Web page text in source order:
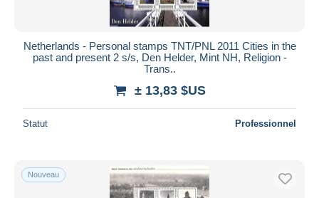
Netherlands - Personal stamps TNT/PNL 2011 Cities in the
past and present 2 s/s, Den Helder, Mint NH, Religion -
Trans..
± 13,83 $US
Statut Professionnel
Nouveau